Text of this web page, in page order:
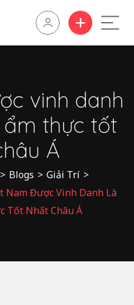
vinh danh
thực tốt
Á
> Blogs > Giải Trí >
Nam Được Vinh Danh Là
Tốt Nhất Châu Á